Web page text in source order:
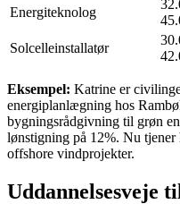
Energiteknolog
Solcelleinstallatør
Eksempel: Katrine er
energiplanlægning hos
bygningsrådgivning til grøn
lønstigning på 12%. Nu tjener
offshore vindprojekter.
Uddannelsesveje